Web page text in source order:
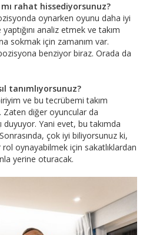
rahat hissediyorsunuz?
oynarken oyunu daha iyi
analiz etmek ve takım
sokmak için zamanım var.
benziyor biraz. Orada da
tanımlıyorsunuz?
ve bu tecrübemi takım
Zaten diğer oyuncular da
duyuyor. Yani evet, bu takımda
çok iyi biliyorsunuz ki,
oynayabilmek için sakatlıklardan
yerine oturacak.